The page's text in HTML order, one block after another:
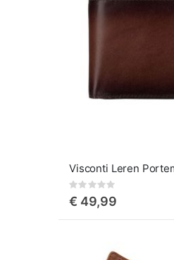
Rating:
€ 49,99